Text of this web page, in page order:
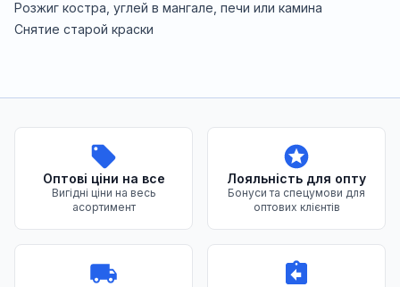
Розжиг костра, углей в мангале, печи или камина
Снятие старой краски
Переваги нашого магазину
Оптові ціни на все
Вигідні ціни на весь
асортимент
Лояльність для опту
Бонуси та спецумови для
оптових клієнтів